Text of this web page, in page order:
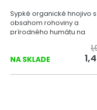
Sypké organické hnojivo s
obsahom rohoviny a
prírodného humátu na
NA SKLADE